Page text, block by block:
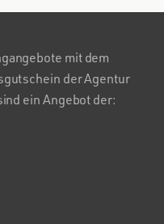
mit dem
der Agentur
ein Angebot der: